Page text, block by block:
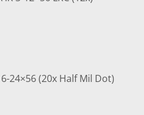
24×56 (20x Half Mil Dot)